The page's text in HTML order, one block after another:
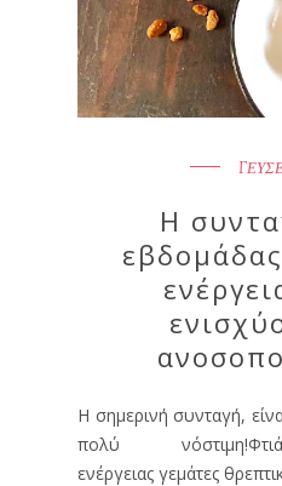
Η
Η σημερινή συνταγή,
πολύ
ενέργειας γεμάτες